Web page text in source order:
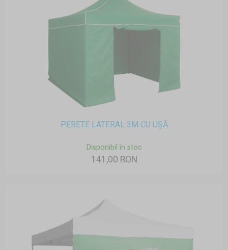
PERETE LATERAL 3M CU UȘĂ
Disponibil în stoc
141,00 RON